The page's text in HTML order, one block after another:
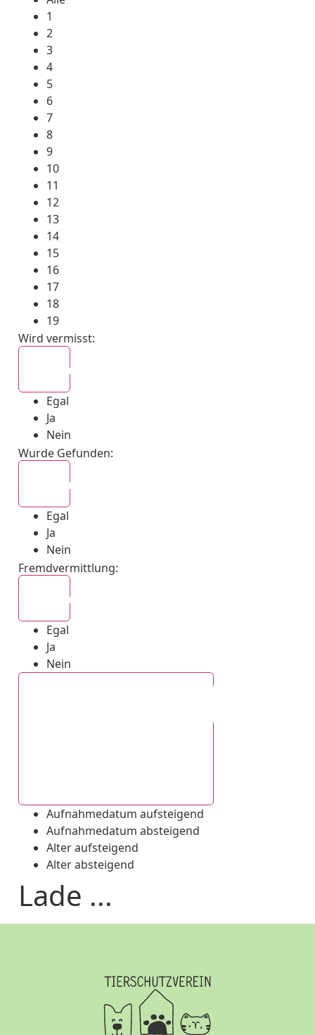
1
2
3
4
5
6
7
8
9
10
11
12
13
14
15
16
17
18
19
Wird vermisst:
Egal
Ja
Nein
Wurde Gefunden:
Egal
Ja
Nein
Fremdvermittlung:
Egal
Ja
Nein
Aufnahmedatum aufsteigend
Aufnahmedatum absteigend
Alter aufsteigend
Alter absteigend
Lade ...